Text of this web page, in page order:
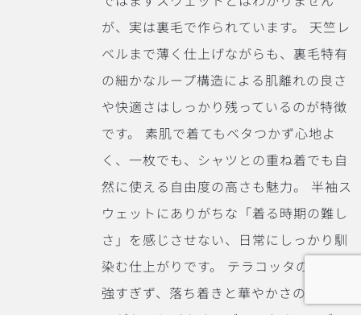
が、実は裏毛で作られています。 天竺レ
ベルまで薄く仕上げながらも、裏毛特有
の細かなループ構造による肌離れの良さ
や快適さはしっかり残っているのが特徴
です。 素肌で着てもベタつかず心地よ
く、一枚でも、シャツとの重ね着でも自
然に使える自由度の高さも魅力。 半袖ス
ウェットにありがちな「着る時期の難し
さ」を感じさせない、日常にしっかり馴
染む仕上がりです。 テラコッタの色味は
強すぎず、落ち着きと華やかさのバラン